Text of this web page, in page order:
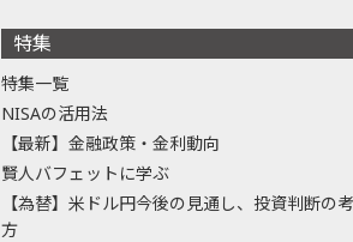
特集
特集一覧
NISAの活用法
【最新】金融政策・金利動向
賢人バフェットに学ぶ
【為替】米ドル円今後の見通し、投資判断の
方